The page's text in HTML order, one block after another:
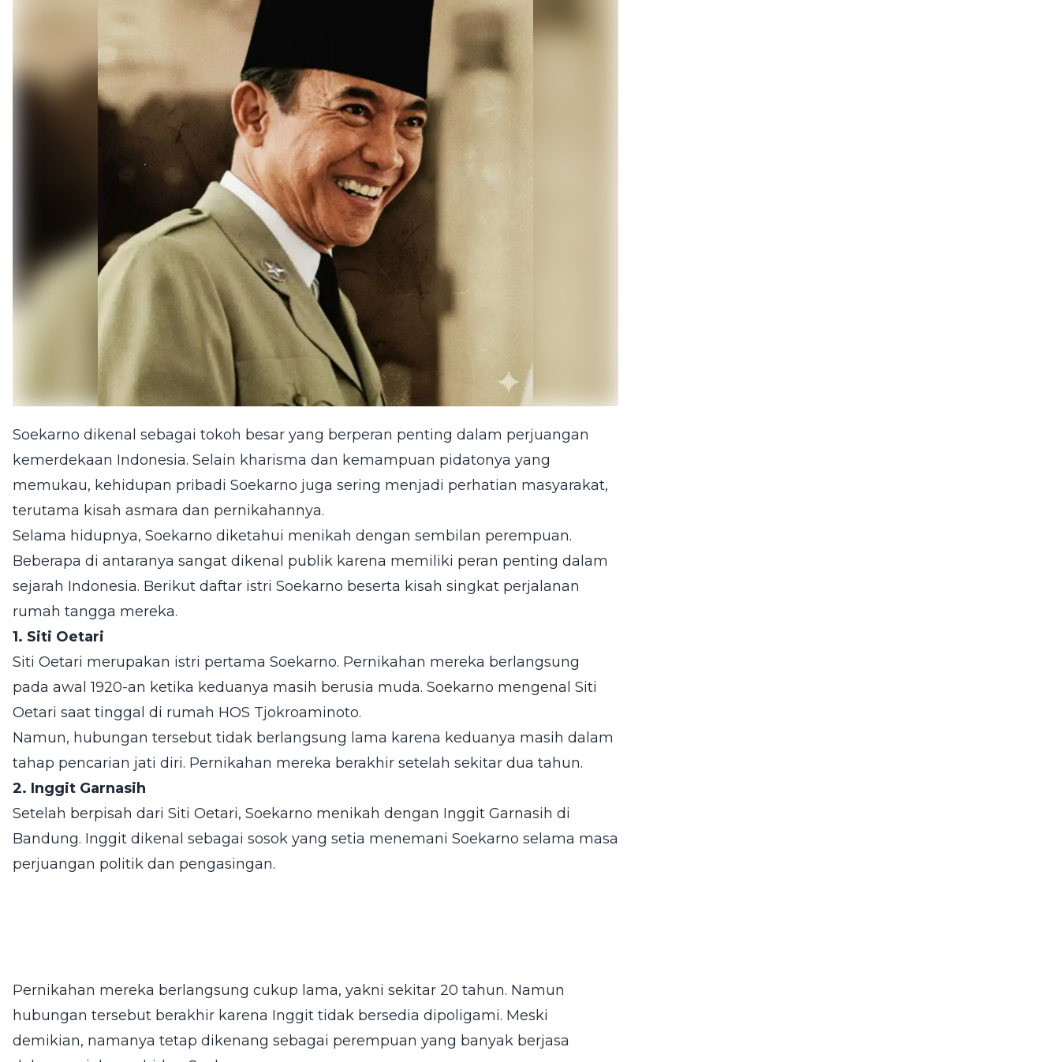
Soekarno dikenal sebagai tokoh besar yang berperan penting dalam perjuangan
kemerdekaan Indonesia. Selain kharisma dan kemampuan pidatonya yang
memukau, kehidupan pribadi Soekarno juga sering menjadi perhatian masyarakat,
terutama kisah asmara dan pernikahannya.
Selama hidupnya, Soekarno diketahui menikah dengan sembilan perempuan.
Beberapa di antaranya sangat dikenal publik karena memiliki peran penting dalam
sejarah Indonesia. Berikut daftar istri Soekarno beserta kisah singkat perjalanan
rumah tangga mereka.
1. Siti Oetari
Siti Oetari merupakan istri pertama Soekarno. Pernikahan mereka berlangsung
pada awal 1920-an ketika keduanya masih berusia muda. Soekarno mengenal Siti
Oetari saat tinggal di rumah HOS Tjokroaminoto.
Namun, hubungan tersebut tidak berlangsung lama karena keduanya masih dalam
tahap pencarian jati diri. Pernikahan mereka berakhir setelah sekitar dua tahun.
2. Inggit Garnasih
Setelah berpisah dari Siti Oetari, Soekarno menikah dengan Inggit Garnasih di
Bandung. Inggit dikenal sebagai sosok yang setia menemani Soekarno selama masa
perjuangan politik dan pengasingan.
Pernikahan mereka berlangsung cukup lama, yakni sekitar 20 tahun. Namun
hubungan tersebut berakhir karena Inggit tidak bersedia dipoligami. Meski
demikian, namanya tetap dikenang sebagai perempuan yang banyak berjasa